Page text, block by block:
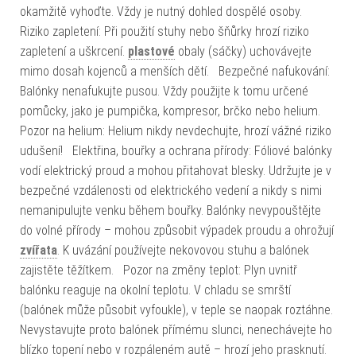
okamžitě vyhoďte. Vždy je nutný dohled dospělé osoby.
Riziko zapletení: Při použití stuhy nebo šňůrky hrozí riziko
zapletení a uškrcení. plastové obaly (sáčky) uchovávejte
mimo dosah kojenců a menších dětí. Bezpečné nafukování:
Balónky nenafukujte pusou. Vždy použijte k tomu určené
pomůcky, jako je pumpička, kompresor, brčko nebo helium.
Pozor na helium: Helium nikdy nevdechujte, hrozí vážné riziko
udušení! Elektřina, bouřky a ochrana přírody: Fóliové balónky
vodí elektrický proud a mohou přitahovat blesky. Udržujte je v
bezpečné vzdálenosti od elektrického vedení a nikdy s nimi
nemanipulujte venku během bouřky. Balónky nevypouštějte
do volné přírody – mohou způsobit výpadek proudu a ohrožují
zvířata. K uvázání používejte nekovovou stuhu a balónek
zajistěte těžítkem. Pozor na změny teplot: Plyn uvnitř
balónku reaguje na okolní teplotu. V chladu se smrští
(balónek může působit vyfoukle), v teple se naopak roztáhne.
Nevystavujte proto balónek přímému slunci, nenechávejte ho
blízko topení nebo v rozpáleném autě – hrozí jeho prasknutí.